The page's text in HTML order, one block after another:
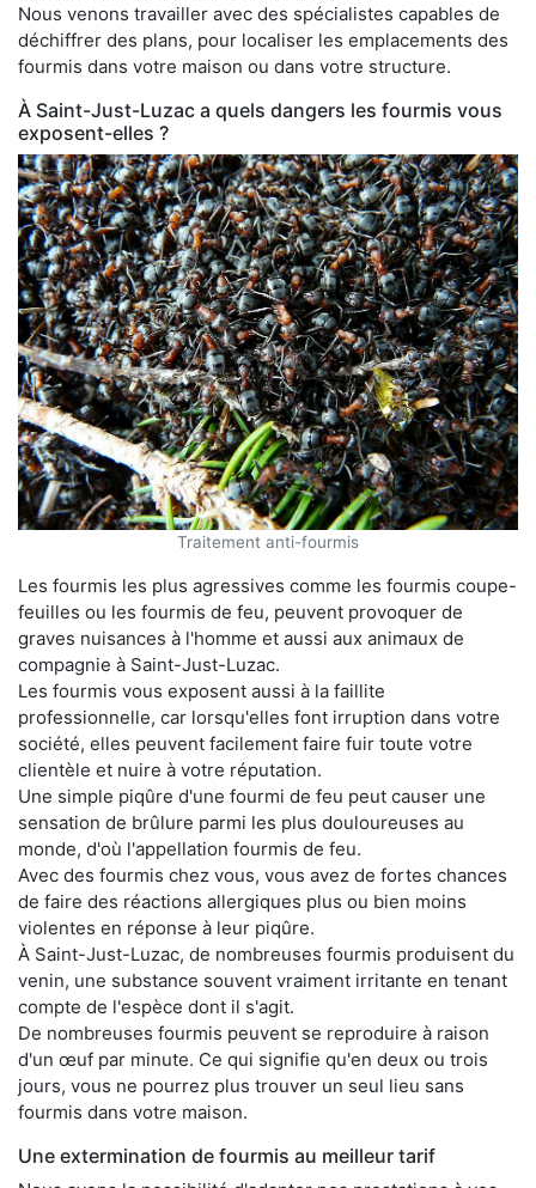
Nous venons travailler avec des spécialistes capables de
déchiffrer des plans, pour localiser les emplacements des
fourmis dans votre maison ou dans votre structure.
À Saint-Just-Luzac a quels dangers les fourmis vous
exposent-elles ?
Traitement anti-fourmis
Les fourmis les plus agressives comme les fourmis coupe-
feuilles ou les fourmis de feu, peuvent provoquer de
graves nuisances à l'homme et aussi aux animaux de
compagnie à Saint-Just-Luzac.
Les fourmis vous exposent aussi à la faillite
professionnelle, car lorsqu'elles font irruption dans votre
société, elles peuvent facilement faire fuir toute votre
clientèle et nuire à votre réputation.
Une simple piqûre d'une fourmi de feu peut causer une
sensation de brûlure parmi les plus douloureuses au
monde, d'où l'appellation fourmis de feu.
Avec des fourmis chez vous, vous avez de fortes chances
de faire des réactions allergiques plus ou bien moins
violentes en réponse à leur piqûre.
À Saint-Just-Luzac, de nombreuses fourmis produisent du
venin, une substance souvent vraiment irritante en tenant
compte de l'espèce dont il s'agit.
De nombreuses fourmis peuvent se reproduire à raison
d'un œuf par minute. Ce qui signifie qu'en deux ou trois
jours, vous ne pourrez plus trouver un seul lieu sans
fourmis dans votre maison.
Une extermination de fourmis au meilleur tarif